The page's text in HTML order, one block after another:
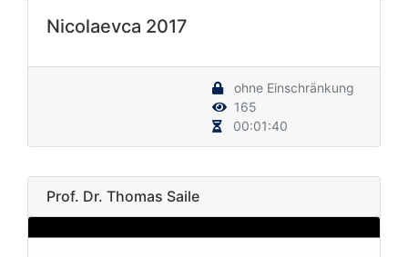
Nicolaevca 2017
ohne Einschränkung
165
00:01:40
Prof. Dr. Thomas Saile